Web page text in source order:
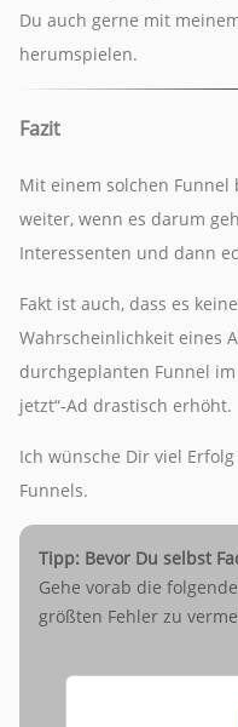
Du auch gerne mit
herumspielen.
Fazit
Mit einem solchen Funnel
weiter, wenn es darum
Interessenten und dann
Fakt ist auch, dass es
Wahrscheinlichkeit eines
durchgeplanten Funnel
jetzt“-Ad drastisch erhöht.
Ich wünsche Dir viel
Funnels.
Tipp: Bevor Du selbst
Gehe vorab die
größten Fehler zu